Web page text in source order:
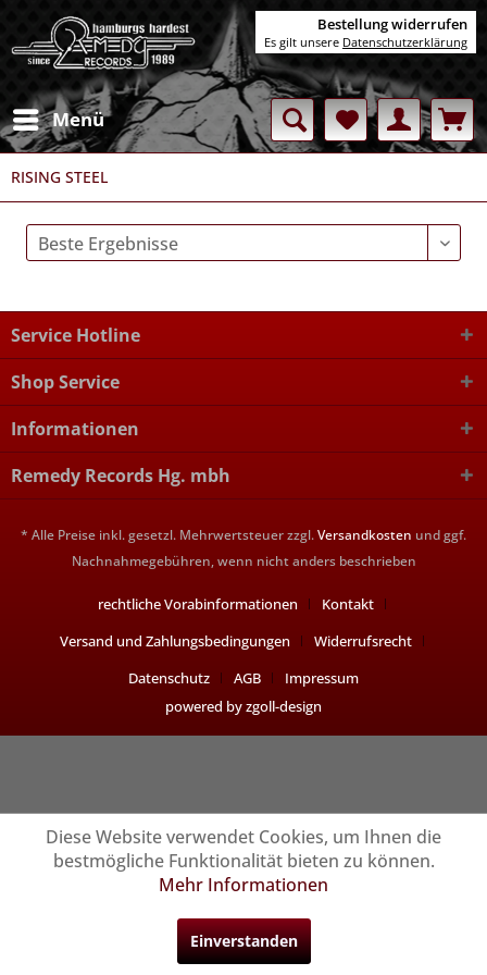
Menü
RISING STEEL
Service Hotline
Shop Service
Informationen
Remedy Records Hg. mbh
* Alle Preise inkl. gesetzl. Mehrwertsteuer zzgl.Versandkosten und ggf.
Nachnahmegebühren, wenn nicht anders beschrieben
rechtliche Vorabinformationen
Kontakt
Versand und Zahlungsbedingungen
Widerrufsrecht
Datenschutz
AGB
Impressum
powered by zgoll-design
Bestellung widerrufen
Es gilt unsere Datenschutzerklärung
Diese Website verwendet Cookies, um Ihnen die
bestmögliche Funktionalität bieten zu können.
Mehr Informationen
Einverstanden